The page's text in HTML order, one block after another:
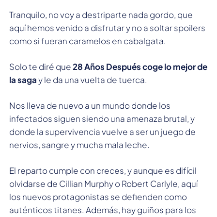
Tranquilo, no voy a destriparte nada gordo, que
aquí hemos venido a disfrutar y no a soltar spoilers
como si fueran caramelos en cabalgata.
Solo te diré que28 Años Después coge lo mejor de
la sagay le da una vuelta de tuerca.
Nos lleva de nuevo a un mundo donde los
infectados siguen siendo una amenaza brutal, y
donde la supervivencia vuelve a ser un juego de
nervios, sangre y mucha mala leche.
El reparto cumple con creces, y aunque es difícil
olvidarse de Cillian Murphy o Robert Carlyle, aquí
los nuevos protagonistas se defienden como
auténticos titanes. Además, hay guiños para los